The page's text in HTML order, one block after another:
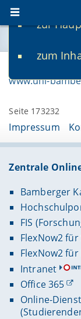
zur
zum
Programm
www.uni-
Seite 173232
Impressum
Zentrale
Bamberger
FIS
FlexNow2
FlexNow2
Intranet
Office 365
Online-